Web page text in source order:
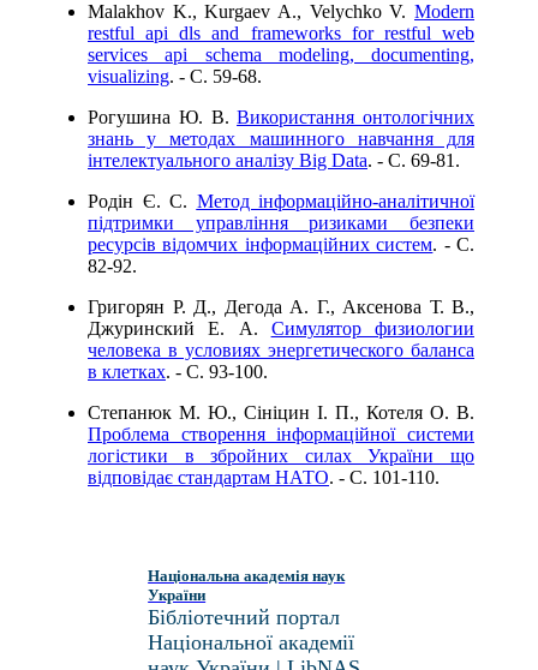
Malakhov K., Kurgaev A., Velychko V. Modern
restful api dls and frameworks for restful web
services api schema modeling, documenting,
visualizing. - C. 59-68.
Рогушина Ю. В.Використання онтологічних
знань у методах машинного навчання для
інтелектуального аналізу Big Data. - C. 69-81.
Родін Є. С. Метод інформаційно-аналітичної
підтримки управління ризиками безпеки
ресурсів відомчих інформаційних систем. - C.
82-92.
Григорян Р. Д., Дегода А. Г., Аксенова Т. В.,
Джуринский Е. А. Симулятор физиологии
человека в условиях энергетического баланса
в клетках. - C. 93-100.
Степанюк М. Ю., Сініцин І. П., Котеля О. В.
Проблема створення інформаційної системи
логістики в збройних силах України що
відповідає стандартам НАТО. - C. 101-110.
Національна академія наук
України
Бібліотечний портал
Національної академії